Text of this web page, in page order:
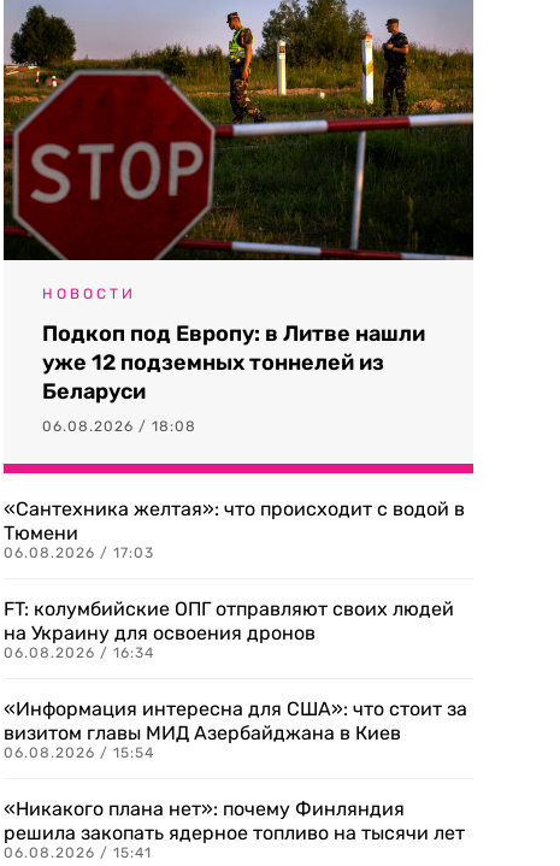
НОВОСТИ
Подкоп под Европу: в Литве нашли
уже 12 подземных тоннелей из
Беларуси
06.08.2026 / 18:08
«Сантехника желтая»: что происходит с водой в
Тюмени
06.08.2026 / 17:03
FT: колумбийские ОПГ отправляют своих людей
на Украину для освоения дронов
06.08.2026 / 16:34
«Информация интересна для США»: что стоит за
визитом главы МИД Азербайджана в Киев
06.08.2026 / 15:54
«Никакого плана нет»: почему Финляндия
решила закопать ядерное топливо на тысячи лет
06.08.2026 / 15:41